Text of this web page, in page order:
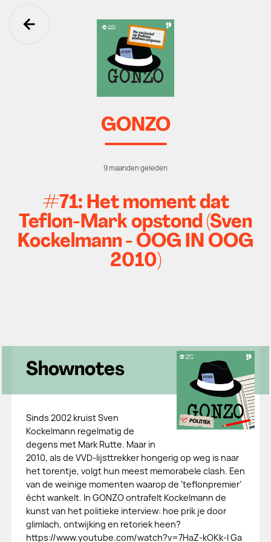
Ga terug
GONZO
9 maanden geleden
#71: Het moment dat
Teflon-Mark opstond (Sven
Kockelmann - OOG IN OOG
2010)
Shownotes
Sinds 2002 kruist Sven
Kockelmann regelmatig de
degens met Mark Rutte. Maar in
2010, als de VVD-lijsttrekker hongerig op weg is naar
het torentje, volgt hun meest memorabele clash. Een
van de weinige momenten waarop de ‘teflonpremier’
écht wankelt. In GONZO ontrafelt Kockelmann de
kunst van het politieke interview: hoe prik je door
glimlach, ontwijking en retoriek heen?
https://www.youtube.com/watch?v=7HaZ-kOKk-I Ga